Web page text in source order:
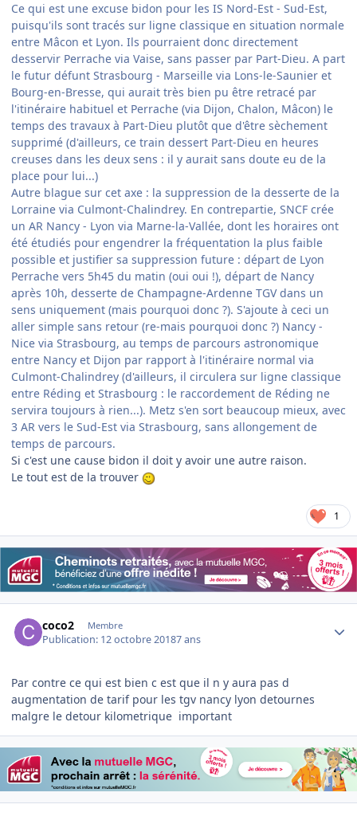
Ce qui est une excuse bidon pour les IS Nord-Est - Sud-Est,
puisqu'ils sont tracés sur ligne classique en situation normale
entre Mâcon et Lyon. Ils pourraient donc directement
desservir Perrache via Vaise, sans passer par Part-Dieu. A part
le futur défunt Strasbourg - Marseille via Lons-le-Saunier et
Bourg-en-Bresse, qui aurait très bien pu être retracé par
l'itinéraire habituel et Perrache (via Dijon, Chalon, Mâcon) le
temps des travaux à Part-Dieu plutôt que d'être sèchement
supprimé (d'ailleurs, ce train dessert Part-Dieu en heures
creuses dans les deux sens : il y aurait sans doute eu de la
place pour lui...)
Autre blague sur cet axe : la suppression de la desserte de la
Lorraine via Culmont-Chalindrey. En contrepartie, SNCF crée
un AR Nancy - Lyon via Marne-la-Vallée, dont les horaires ont
été étudiés pour engendrer la fréquentation la plus faible
possible et justifier sa suppression future : départ de Lyon
Perrache vers 5h45 du matin (oui oui !), départ de Nancy
après 10h, desserte de Champagne-Ardenne TGV dans un
sens uniquement (mais pourquoi donc ?). S'ajoute à ceci un
aller simple sans retour (re-mais pourquoi donc ?) Nancy -
Nice via Strasbourg, au temps de parcours astronomique
entre Nancy et Dijon par rapport à l'itinéraire normal via
Culmont-Chalindrey (d'ailleurs, il circulera sur ligne classique
entre Réding et Strasbourg : le raccordement de Réding ne
servira toujours à rien...). Metz s'en sort beaucoup mieux, avec
3 AR vers le Sud-Est via Strasbourg, sans allongement de
temps de parcours.
Si c'est une cause bidon il doit y avoir une autre raison.
Le tout est de la trouver
1
coco2 Membre
Publication: 12 octobre 20187 ans
Par contre ce qui est bien c est que il n y aura pas d
augmentation de tarif pour les tgv nancy lyon detournes
malgre le detour kilometrique important